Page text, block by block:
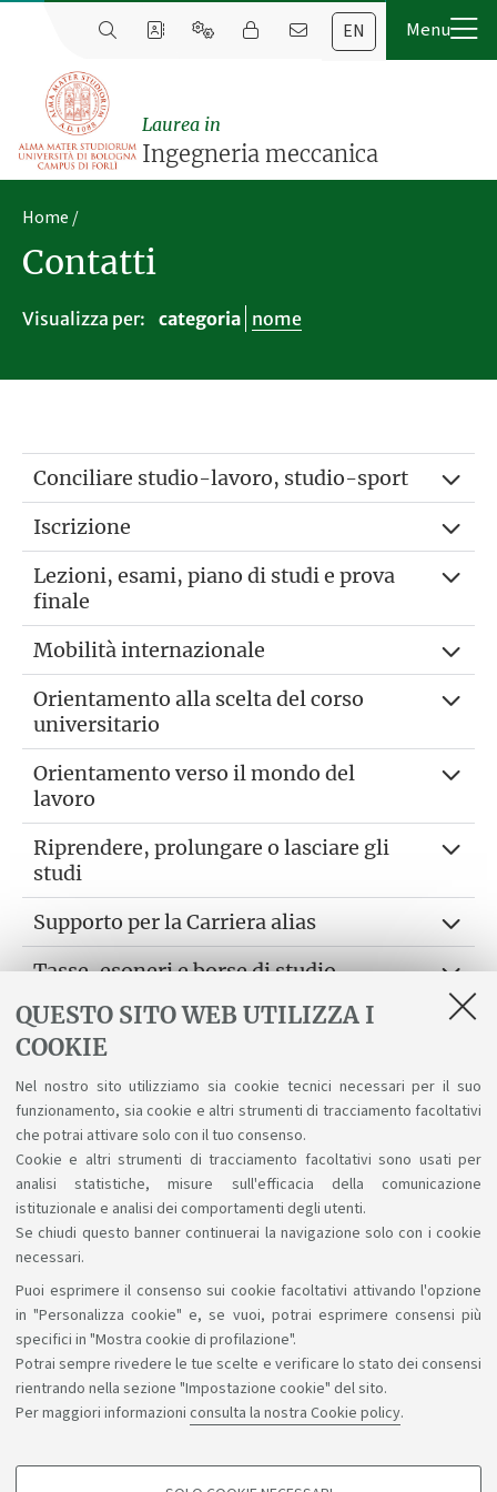
QUESTO SITO WEB UTILIZZA I
COOKIE
Nel nostro sito utilizziamo sia cookie tecnici necessari per il suo
funzionamento, sia cookie e altri strumenti di tracciamento facoltativi
che potrai attivare solo con il tuo consenso.
Cookie e altri strumenti di tracciamento facoltativi sono usati per
analisi statistiche, misure sull'efficacia della comunicazione
istituzionale e analisi dei comportamenti degli utenti.
Se chiudi questo banner continuerai la navigazione solo con i cookie
necessari.
Puoi esprimere il consenso sui cookie facoltativi attivando l'opzione
in "Personalizza cookie" e, se vuoi, potrai esprimere consensi più
specifici in "Mostra cookie di profilazione".
Potrai sempre rivedere le tue scelte e verificare lo stato dei consensi
rientrando nella sezione "Impostazione cookie" del sito.
Per maggiori informazioni consulta la nostra Cookie policy.
EN
Laurea in
Ingegneria meccanica
Home
Contatti
Visualizza per: categoria nome
Conciliare studio-lavoro, studio-sport
Iscrizione
Lezioni, esami, piano di studi e prova
finale
Mobilità internazionale
Orientamento alla scelta del corso
universitario
Orientamento verso il mondo del
lavoro
Riprendere, prolungare o lasciare gli
studi
Supporto per la Carriera alias
Tasse, esoneri e borse di studio
Tirocinio
passaggi
Vuoi inviare suggerimenti o
segnalazioni
Sosteniamo il diritto alla conoscenza
Seguici su: